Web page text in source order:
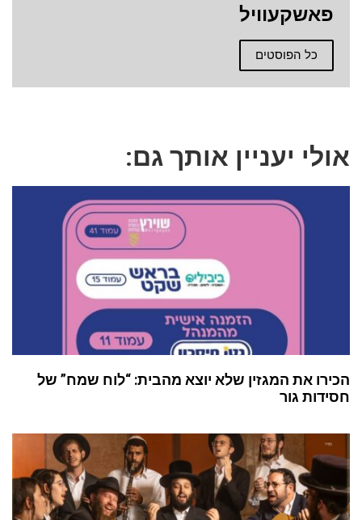
כל הפוסטים
יעניין אותך גם:
את המגזין שלא יוצא מהבית: “לוח שמח” של
גור